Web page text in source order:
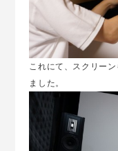
これにて、スクリー
ました。